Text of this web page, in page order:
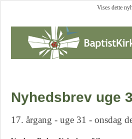
Vises dette
Nyhedsbrev uge
17. årgang - uge 31 - onsdag